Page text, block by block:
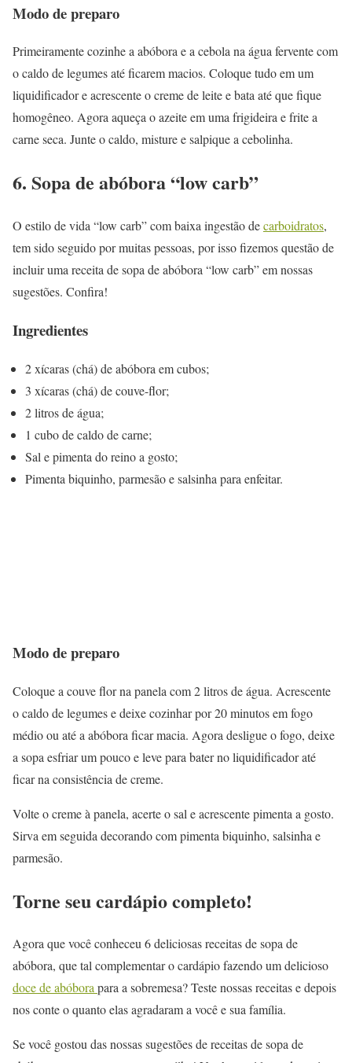
Modo de preparo
Primeiramente cozinhe a abóbora e a cebola na água fervente com
o caldo de legumes até ficarem macios. Coloque tudo em um
liquidificador e acrescente o creme de leite e bata até que fique
homogêneo. Agora aqueça o azeite em uma frigideira e frite a
carne seca. Junte o caldo, misture e salpique a cebolinha.
6. Sopa de abóbora “low carb”
O estilo de vida “low carb” com baixa ingestão decarboidratos,
tem sido seguido por muitas pessoas, por isso fizemos questão de
incluir uma receita de sopa de abóbora “low carb” em nossas
sugestões. Confira!
Ingredientes
2 xícaras (chá) de abóbora em cubos;
3 xícaras (chá) de couve-flor;
2 litros de água;
1 cubo de caldo de carne;
Sal e pimenta do reino a gosto;
Pimenta biquinho, parmesão e salsinha para enfeitar.
Modo de preparo
Coloque a couve flor na panela com 2 litros de água. Acrescente
o caldo de legumes e deixe cozinhar por 20 minutos em fogo
médio ou até a abóbora ficar macia. Agora desligue o fogo, deixe
a sopa esfriar um pouco e leve para bater no liquidificador até
ficar na consistência de creme.
Volte o creme à panela, acerte o sal e acrescente pimenta a gosto.
Sirva em seguida decorando com pimenta biquinho, salsinha e
parmesão.
Torne seu cardápio completo!
Agora que você conheceu 6 deliciosas receitas de sopa de
abóbora, que tal complementar o cardápio fazendo um delicioso
doce de abóborapara a sobremesa? Teste nossas receitas e depois
nos conte o quanto elas agradaram a você e sua família.
Se você gostou das nossas sugestões de receitas de sopa de